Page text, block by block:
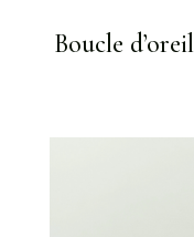
Boucle